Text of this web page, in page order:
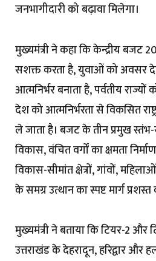
जनभागीदारी को बढ़ावा मिलेगा।
मुख्यमंत्री ने कहा कि केन्द्रीय बजट
सशक्त करता है, युवाओं को अवसर
आत्मनिर्भर बनाता है, पर्वतीय
देश को आत्मनिर्भरता से विकसित
ले जाता है। बजट के तीन प्रमुख
विकास, वंचित वर्गों का क्षमता
विकास-सीमांत क्षेत्रों, गांवों,
के समग्र उत्थान का स्पष्ट मार्ग
मुख्यमंत्री ने बताया कि टियर-2
उत्तराखंड के देहरादून, हरिद्वार और